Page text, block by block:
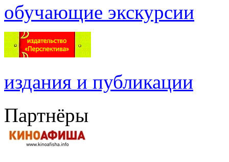
обучающие экскурсии
издания и публикации
Партнёры